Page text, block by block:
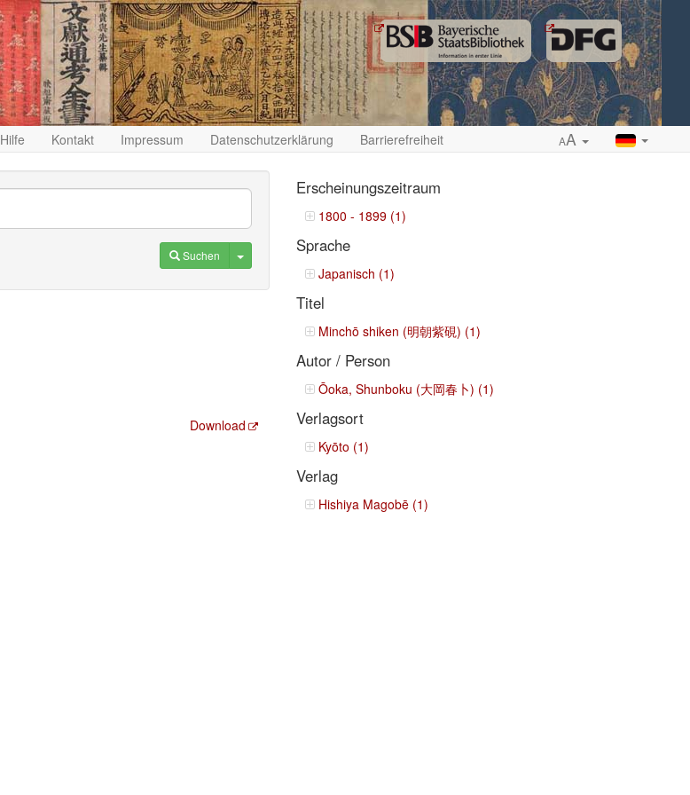
Hilfe Kontakt Impressum Datenschutzerklärung Barrierefreiheit AA
Suchen Toggle Dropdown
Download
Erscheinungszeitraum
1800 - 1899 (1)
Sprache
Japanisch (1)
Titel
Minchō shiken (明朝紫硯) (1)
Autor / Person
Ōoka, Shunboku (大岡春卜) (1)
Verlagsort
Kyōto (1)
Verlag
Hishiya Magobē (1)